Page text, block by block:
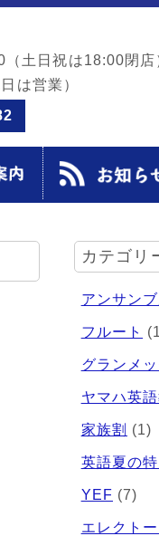
（土日祝は18:00閉店
日は営業）
カテゴリ
アンサン
フルート
グランメ
ヤマハ英
家族割 (1)
英語夏の
YEF (7)
エレクト